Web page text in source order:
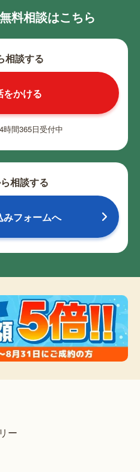
料相談はこちら
相談する
をかける
時間365日受付中
相談する
みフォームへ
ー